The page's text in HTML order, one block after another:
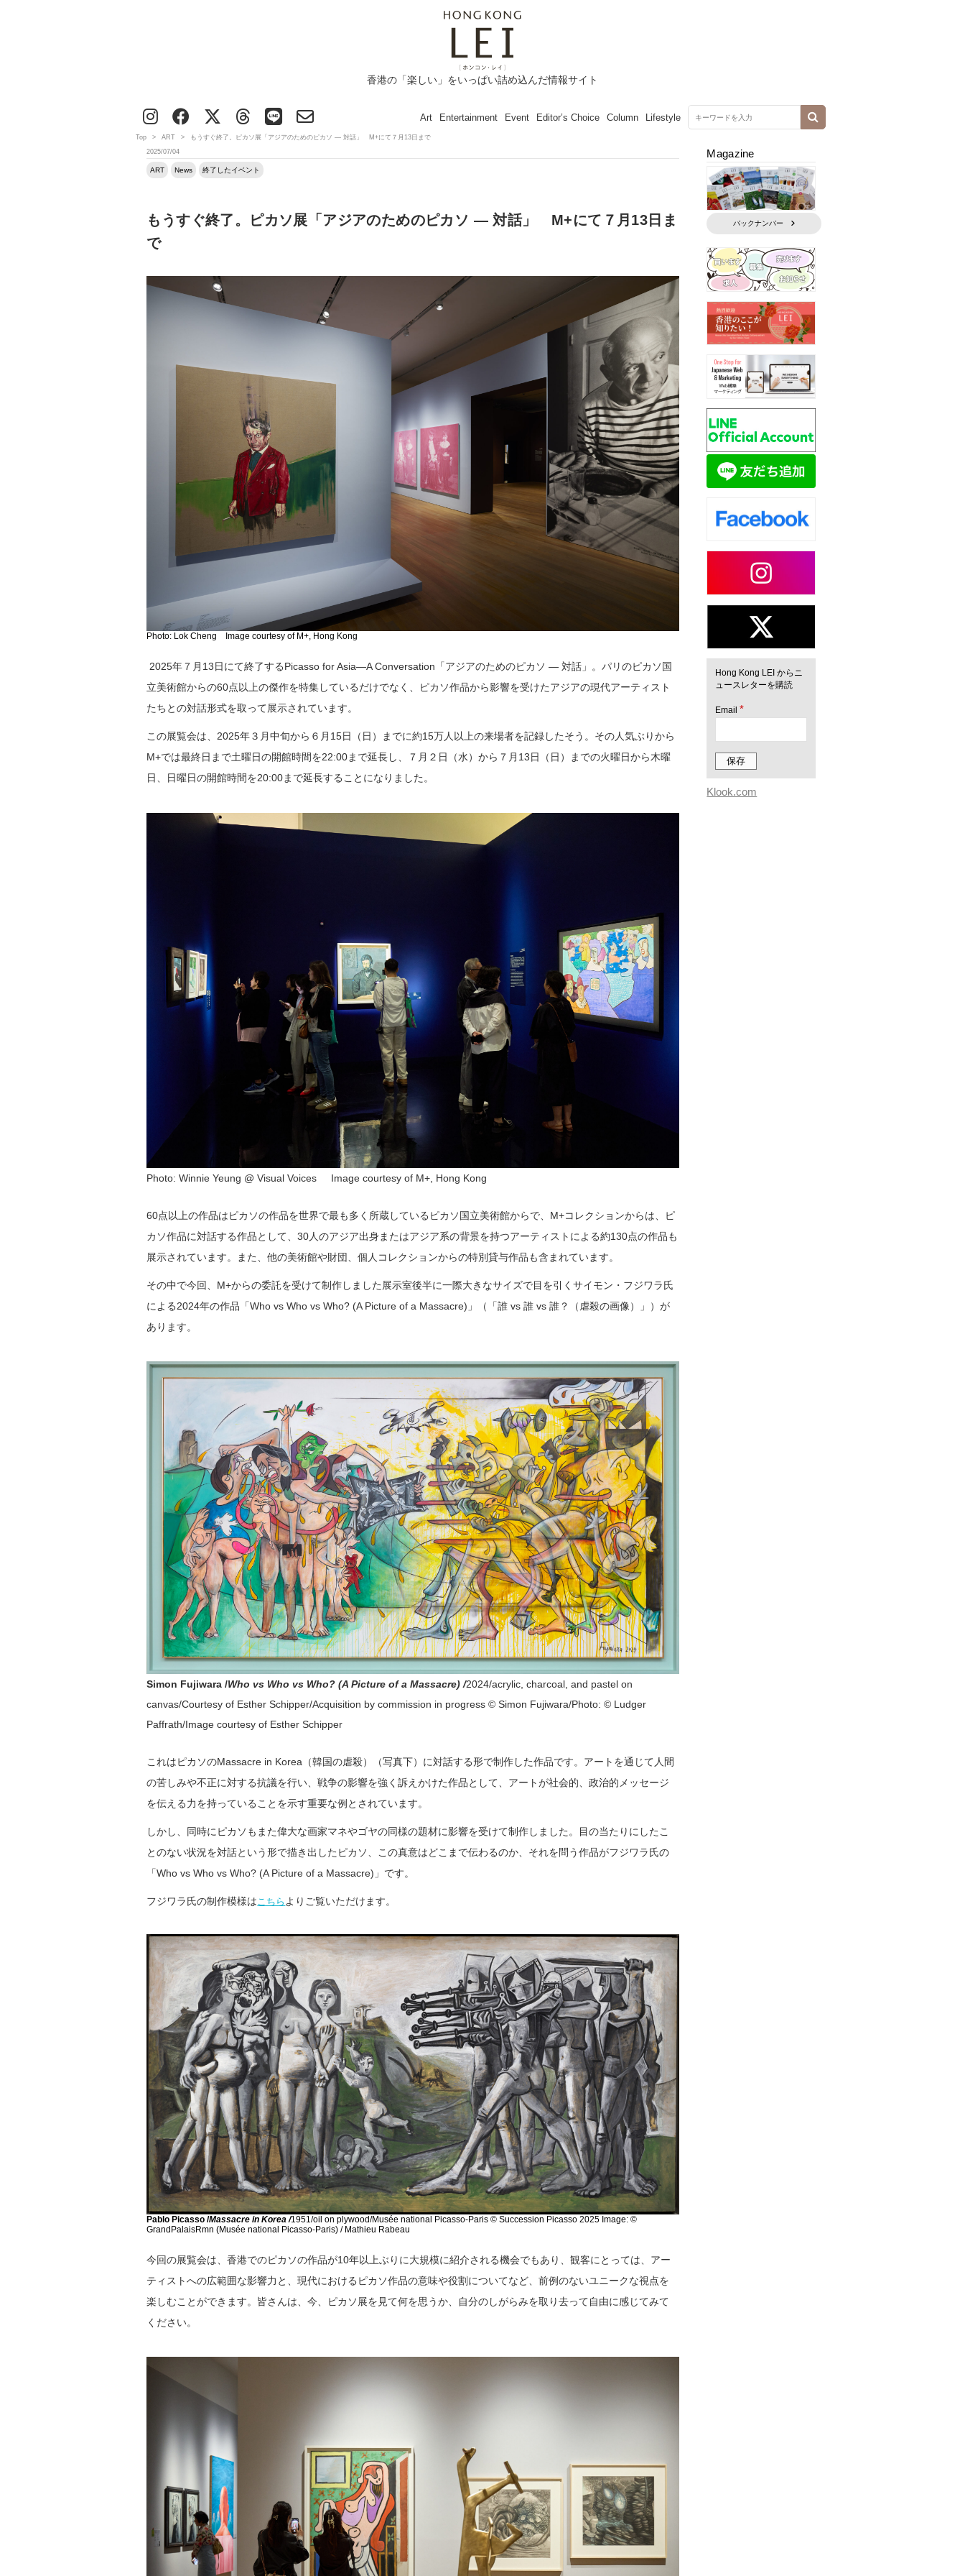
香港の「楽しい」をいっぱい詰め込んだ情報サイト
Art Entertainment Event Editor’s Choice Column Lifestyle
Top > ART >
もうすぐ終了。ピカソ展「アジアのためのピカソ — 対話」 M+にて７月13日まで
2025/07/04
ART News 終了したイベント
もうすぐ終了。ピカソ展「アジアのためのピカソ — 対話」 M+にて７月13日ま
で
Photo: Lok Cheng Image courtesy of M+, Hong Kong
2025年７月13日にて終了するPicasso for Asia—A Conversation「アジアのためのピカソ — 対話」。パリのピカソ国
立美術館からの60点以上の傑作を特集しているだけでなく、ピカソ作品から影響を受けたアジアの現代アーティスト
たちとの対話形式を取って展示されています。
この展覧会は、2025年３月中旬から６月15日（日）までに約15万人以上の来場者を記録したそう。その人気ぶりから
M+では最終日まで土曜日の開館時間を22:00まで延長し、７月２日（水）から７月13日（日）までの火曜日から木曜
日、日曜日の開館時間を20:00まで延長することになりました。
Photo: Winnie Yeung @ Visual Voices Image courtesy of M+, Hong Kong
60点以上の作品はピカソの作品を世界で最も多く所蔵しているピカソ国立美術館からで、M+コレクションからは、ピ
カソ作品に対話する作品として、30人のアジア出身またはアジア系の背景を持つアーティストによる約130点の作品も
展示されています。また、他の美術館や財団、個人コレクションからの特別貸与作品も含まれています。
その中で今回、M+からの委託を受けて制作しました展示室後半に一際大きなサイズで目を引くサイモン・フジワラ氏
による2024年の作品「Who vs Who vs Who? (A Picture of a Massacre)」（「誰 vs 誰 vs 誰？（虐殺の画像）」）が
あります。
Simon Fujiwara /Who vs Who vs Who? (A Picture of a Massacre) /2024/acrylic, charcoal, and pastel on
canvas/Courtesy of Esther Schipper/Acquisition by commission in progress © Simon Fujiwara/Photo: © Ludger
Paffrath/Image courtesy of Esther Schipper
これはピカソのMassacre in Korea（韓国の虐殺）（写真下）に対話する形で制作した作品です。アートを通じて人間
の苦しみや不正に対する抗議を行い、戦争の影響を強く訴えかけた作品として、アートが社会的、政治的メッセージ
を伝える力を持っていることを示す重要な例とされています。
しかし、同時にピカソもまた偉大な画家マネやゴヤの同様の題材に影響を受けて制作しました。目の当たりにしたこ
とのない状況を対話という形で描き出したピカソ、この真意はどこまで伝わるのか、それを問う作品がフジワラ氏の
「Who vs Who vs Who? (A Picture of a Massacre)」です。
フジワラ氏の制作模様は こちら よりご覧いただけます。
Pablo Picasso /Massacre in Korea /1951/oil on plywood/Musée national Picasso-Paris © Succession Picasso 2025 Image: ©
GrandPalaisRmn (Musée national Picasso-Paris) / Mathieu Rabeau
今回の展覧会は、香港でのピカソの作品が10年以上ぶりに大規模に紹介される機会でもあり、観客にとっては、アー
ティストへの広範囲な影響力と、現代におけるピカソ作品の意味や役割についてなど、前例のないユニークな視点を
楽しむことができます。皆さんは、今、ピカソ展を見て何を思うか、自分のしがらみを取り去って自由に感じてみて
ください。
Magazine
バックナンバー
Hong Kong LEI からニ
ュースレターを購読
Email*
Klook.com